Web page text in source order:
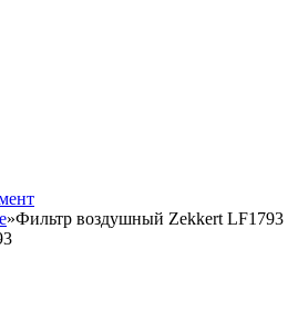
»Фильтр воздушный Zekkert LF1793